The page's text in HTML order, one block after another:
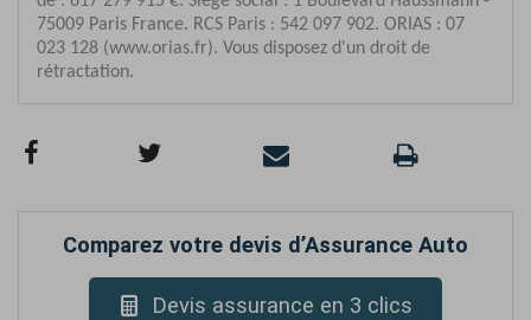
Comparez votre devis d’Assurance Auto
Devis assurance en 3 clics